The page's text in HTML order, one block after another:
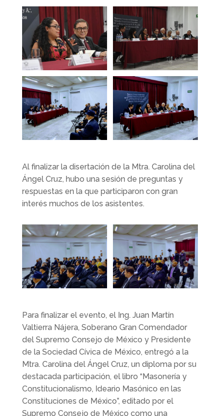
Al finalizar la disertación de la Mtra. Carolina del
Ángel Cruz, hubo una sesión de preguntas y
respuestas en la que participaron con gran
interés muchos de los asistentes.
Para finalizar el evento, el Ing. Juan Martín
Valtierra Nájera, Soberano Gran Comendador
del Supremo Consejo de México y Presidente
de la Sociedad Cívica de México, entregó a la
Mtra. Carolina del Ángel Cruz, un diploma por su
destacada participación, el libro “Masonería y
Constitucionalismo, Ideario Masónico en las
Constituciones de México”, editado por el
Supremo Consejo de México como una